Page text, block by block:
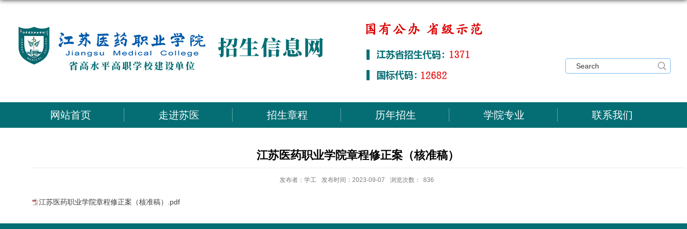
网站首页 走进苏医 招生章程 历年招生 学院专业 联系我们
江苏医药职业学院章程修正案（核准稿）
发布者：学工 发布时间：2023-09-07 浏览次数： 836
江苏医药职业学院章程修正案（核准稿）.pdf